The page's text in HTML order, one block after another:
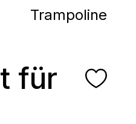
Trampoline
für